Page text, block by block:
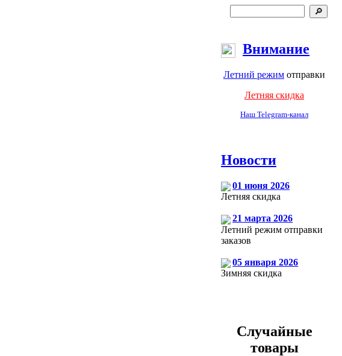
Внимание
Летний режим отправки
Летняя скидка
Наш Telegram-канал
Новости
01 июня 2026
Летняя скидка
21 марта 2026
Летний режим отправки
заказов
05 января 2026
Зимняя скидка
Случайные
товары